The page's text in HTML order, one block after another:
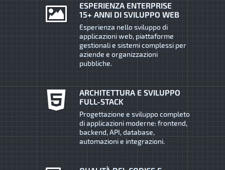
ESPERIENZA ENTERPRISE
15+ ANNI DI SVILUPPO WEB
Esperienza nello sviluppo di
applicazioni web, piattaforme
gestionali e sistemi complessi per
aziende e organizzazioni
pubbliche.
ARCHITETTURA E SVILUPPO
FULL-STACK
Progettazione e sviluppo completo
di applicazioni moderne: frontend,
backend, API, database,
automazioni e integrazioni.